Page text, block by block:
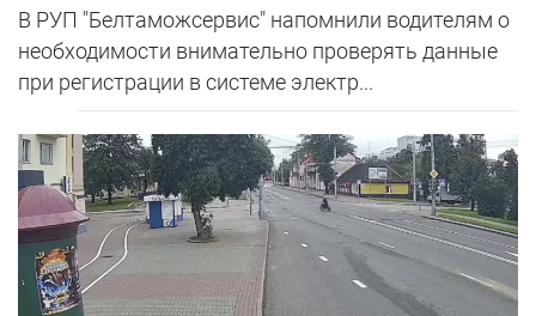
В РУП "Белтаможсервис" напомнили водителям о
необходимости внимательно проверять данные
при регистрации в системе электр...